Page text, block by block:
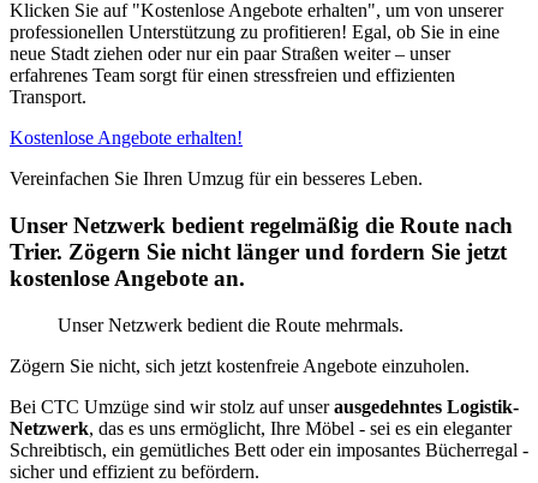
Klicken Sie auf "Kostenlose Angebote erhalten", um von unserer
professionellen Unterstützung zu profitieren! Egal, ob Sie in eine
neue Stadt ziehen oder nur ein paar Straßen weiter – unser
erfahrenes Team sorgt für einen stressfreien und effizienten
Transport.
Kostenlose Angebote erhalten!
Vereinfachen Sie Ihren Umzug für ein besseres Leben.
Unser Netzwerk bedient regelmäßig die Route nach
Trier. Zögern Sie nicht länger und fordern Sie jetzt
kostenlose Angebote an.
Unser Netzwerk bedient die Route mehrmals.
Zögern Sie nicht, sich jetzt kostenfreie Angebote einzuholen.
Bei CTC Umzüge sind wir stolz auf unserausgedehntes Logistik-
Netzwerk, das es uns ermöglicht, Ihre Möbel - sei es ein eleganter
Schreibtisch, ein gemütliches Bett oder ein imposantes Bücherregal -
sicher und effizient zu befördern.